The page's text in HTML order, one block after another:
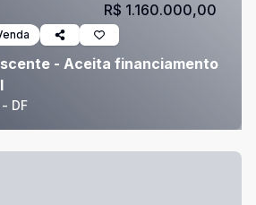
- Aceita financiamento
DF
R$ 1.160.000,00